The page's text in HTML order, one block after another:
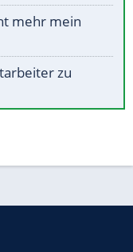
mehr mein
zu